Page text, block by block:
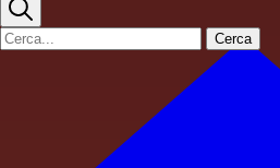
Cerca